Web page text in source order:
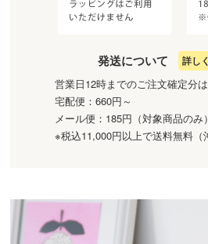
発送について 詳し
営業日12時までのご注文確定分
宅配便：660円～
メール便：185円（対象商品のみ）
※税込11,000円以上で送料無料（